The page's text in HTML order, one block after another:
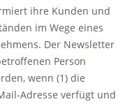
ihre Kunden und
im Wege eines
Der Newsletter
Person
wenn (1) die
Adresse verfügt und